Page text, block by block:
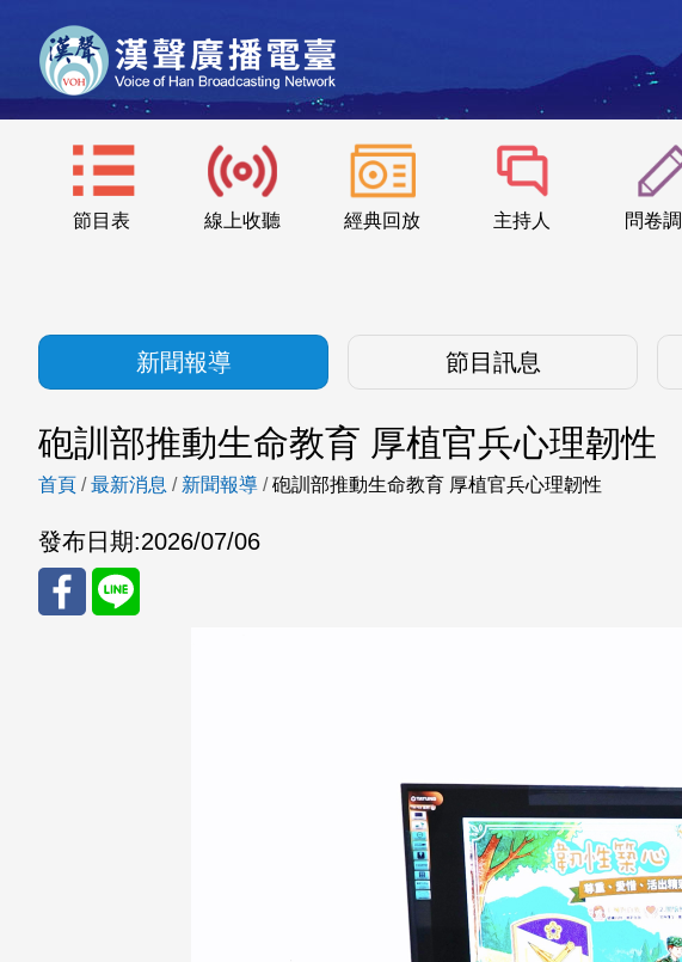
節目表 線上收聽 經典回放 主持人 問卷
新聞報導 節目訊息
砲訓部推動生命教育 厚植官兵心理韌性
首頁 /最新消息 / 新聞報導 /砲訓部推動生命教育 厚植官兵心理韌性
發布日期:2026/07/06